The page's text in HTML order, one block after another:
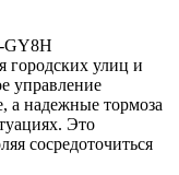
GY8H
городских улиц и
управление
а надежные тормоза
Это
сосредоточиться